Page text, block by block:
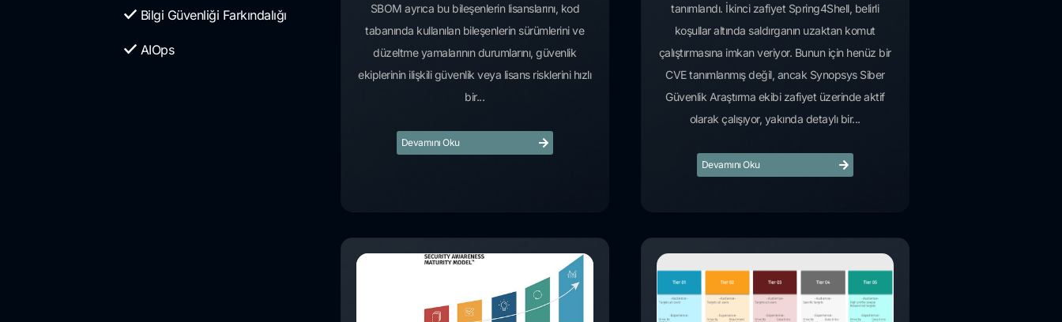
Bilgi Güvenliği Farkındalığı
AIOps
SBOM ayrıca bu bileşenlerin lisanslarını, kod
tabanında kullanılan bileşenlerin sürümlerini ve
düzeltme yamalarının durumlarını, güvenlik
ekiplerinin ilişkili güvenlik veya lisans risklerini hızlı
bir...
Devamını Oku
tanımlandı. İkinci zafiyet Spring4Shell, belirli
koşullar altında saldırganın uzaktan komut
çalıştırmasına imkan veriyor. Bunun için henüz bir
CVE tanımlanmış değil, ancak Synopsys Siber
Güvenlik Araştırma ekibi zafiyet üzerinde aktif
olarak çalışıyor, yakında detaylı bir...
Devamını Oku